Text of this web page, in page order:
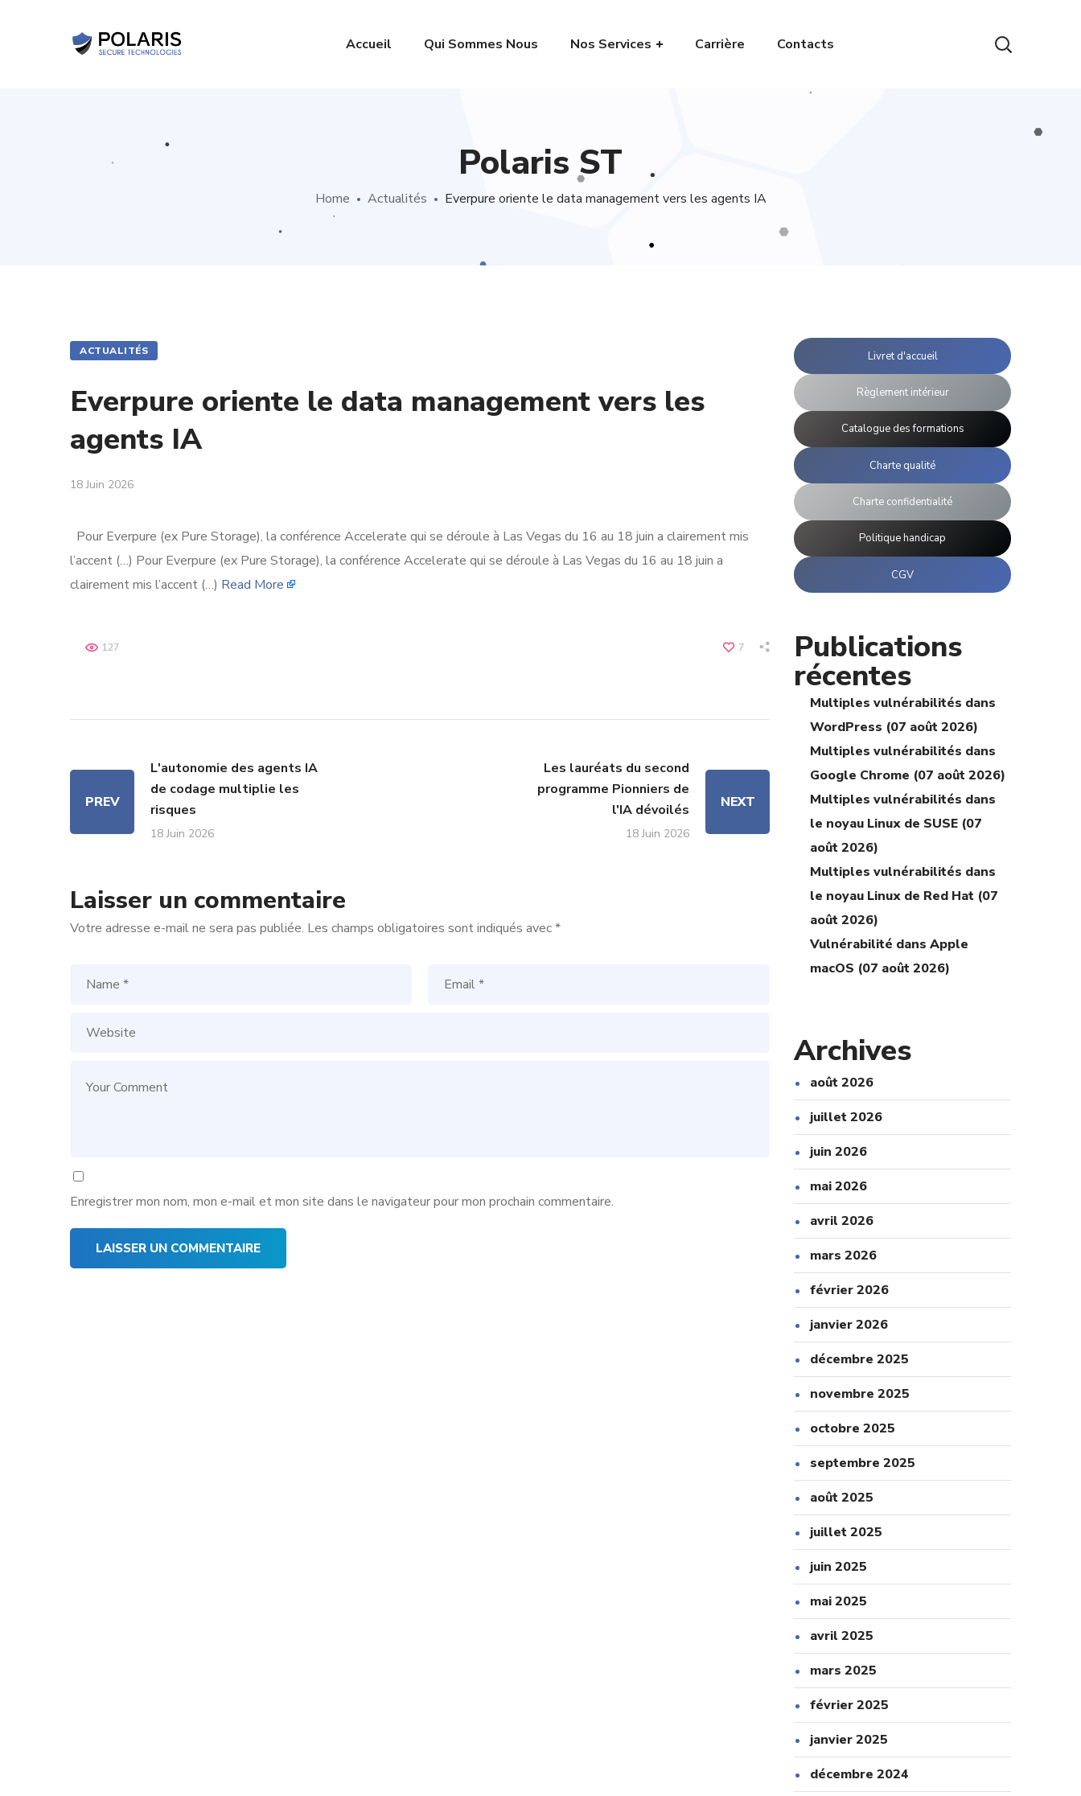
Accueil Qui Sommes Nous Nos Services Carrière Contacts
Polaris ST
Home Actualités Everpure oriente le data management vers les agents IA
ACTUALITÉS
Everpure oriente le data management vers les
agents IA
18 Juin 2026
Pour Everpure (ex Pure Storage), la conférence Accelerate qui se déroule à Las Vegas du 16 au 18 juin a clairement mis
l’accent (…) Pour Everpure (ex Pure Storage), la conférence Accelerate qui se déroule à Las Vegas du 16 au 18 juin a
clairement mis l’accent (…) Read More
7
127
PREV
L'autonomie des agents IA
de codage multiplie les
risques
18 Juin 2026
Les lauréats du second
programme Pionniers de
l'IA dévoilés
18 Juin 2026
NEXT
Laisser un commentaire
Votre adresse e-mail ne sera pas publiée. Les champs obligatoires sont indiqués avec*
Enregistrer mon nom, mon e-mail et mon site dans le navigateur pour mon prochain commentaire.
Livret d'accueil
Règlement intérieur
Catalogue des formations
Charte qualité
Charte confidentialité
Politique handicap
CGV
Publications
récentes
Multiples vulnérabilités dans
WordPress (07 août 2026)
Multiples vulnérabilités dans
Google Chrome (07 août 2026)
Multiples vulnérabilités dans
le noyau Linux de SUSE (07
août 2026)
Multiples vulnérabilités dans
le noyau Linux de Red Hat (07
août 2026)
Vulnérabilité dans Apple
macOS (07 août 2026)
Archives
août 2026
juillet 2026
juin 2026
mai 2026
avril 2026
mars 2026
février 2026
janvier 2026
décembre 2025
novembre 2025
octobre 2025
septembre 2025
août 2025
juillet 2025
juin 2025
mai 2025
avril 2025
mars 2025
février 2025
janvier 2025
décembre 2024